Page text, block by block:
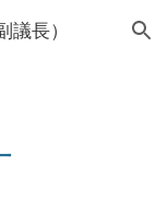
Skip to navigation
長）